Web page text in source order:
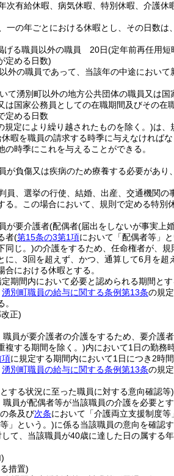
次有給休暇、病気休暇、特別休暇、介護休
一の年ごとにおける休暇とし、その日数は
げる職員以外の職員 20日(定年前再任用短
定める日数)
外の職員であって、当該年の中途におい
て湧別町以外の地方公共団体の職員又は
は国家公務員としての在職期間及びその在
定める日数
規定により繰り越されたものを除く。)は、
暇を職員の請求する時季に与えなければな
の時季にこれを与えることができる。
が負傷又は疾病のため療養する必要があ
員、選挙の行使、結婚、出産、交通機関
。
この場合において、規則で定める特別
が要介護者(配偶者(届出をしないが事実上
者(第15条の3第1項において「配偶者等」
同じ。)の介護をするため、任命権者が、
に、3回を超えず、かつ、通算して6月を超
における休暇とする。
期間内において必要と認められる期間とす
湧別町職員の給与に関する条例第13条の規
正)
職員が要介護者の介護をするため、要介護
複する期間を除く。)内において1日の勤務
項に規定する期間内において1日につき2時
湧別町職員の給与に関する条例第13条の規
する状況に至った職員に対する意向確認等)
職員が配偶者等が当該職員の介護を必要と
条及び次条において「介護両立支援制度等
」という。)に係る当該職員の意向を確認
て、当該職員が40歳に達した日の属する
措置)